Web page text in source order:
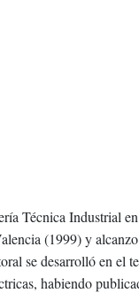
Técnica Industrial
(1999) y
se desarrolló en el
habiendo